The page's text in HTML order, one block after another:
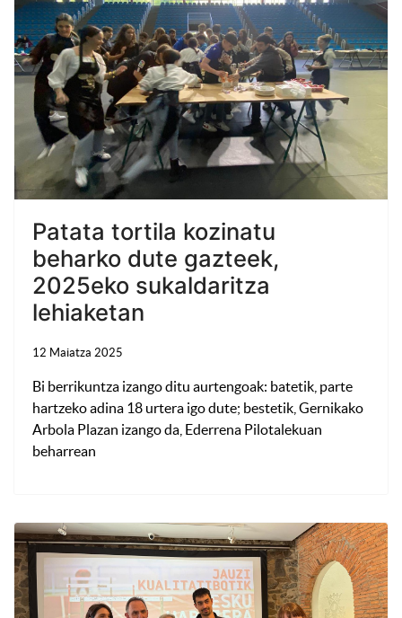
Patata tortila kozinatu
beharko dute gazteek,
2025eko sukaldaritza
lehiaketan
12 Maiatza 2025
Bi berrikuntza izango ditu aurtengoak: batetik, parte
hartzeko adina 18 urtera igo dute; bestetik, Gernikako
Arbola Plazan izango da, Ederrena Pilotalekuan
beharrean